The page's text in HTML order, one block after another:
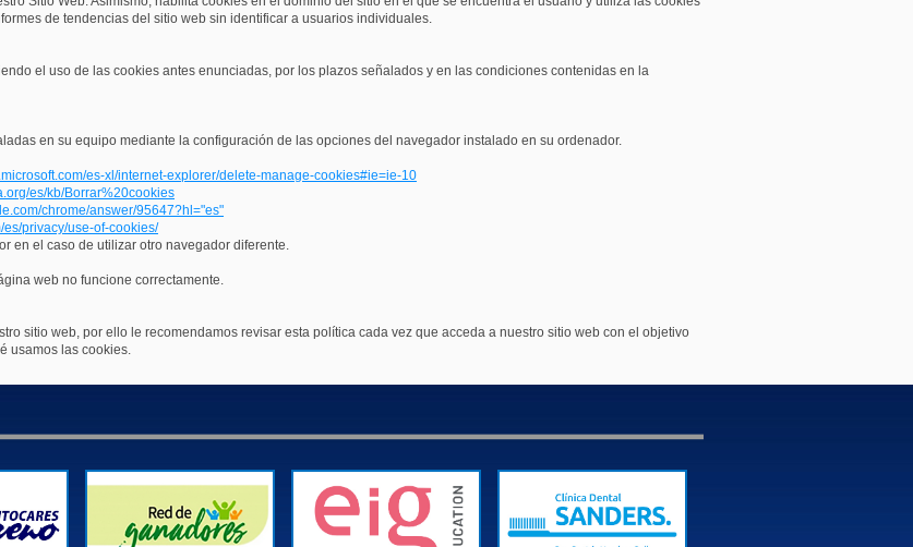
de tendencias del sitio web sin identificar a usuarios individuales.
el uso de las cookies antes enunciadas, por los plazos señalados y en las condiciones contenidas en la
en su equipo mediante la configuración de las opciones del navegador instalado en su ordenador.
es-xl/internet-explorer/delete-manage-cookies#ie=ie-10
es/kb/Borrar%20cookies
chrome/answer/95647?hl="es"
es/privacy/use-of-cookies/
en el caso de utilizar otro navegador diferente.
web no funcione correctamente.
sitio web, por ello le recomendamos revisar esta política cada vez que acceda a nuestro sitio web con el objetivo
usamos las cookies.